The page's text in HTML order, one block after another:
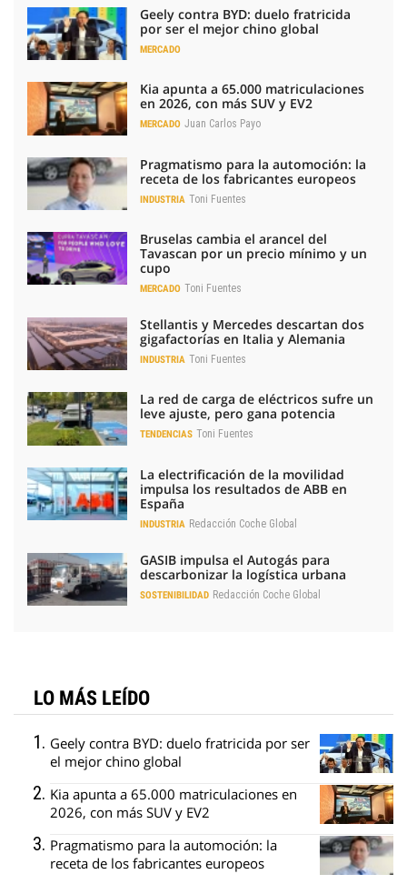
Geely contra BYD: duelo fratricida
por ser el mejor chino global
MERCADO
Kia apunta a 65.000 matriculaciones
en 2026, con más SUV y EV2
MERCADO Juan Carlos Payo
Pragmatismo para la automoción: la
receta de los fabricantes europeos
INDUSTRIA Toni Fuentes
Bruselas cambia el arancel del
Tavascan por un precio mínimo y un
cupo
MERCADO Toni Fuentes
Stellantis y Mercedes descartan dos
gigafactorías en Italia y Alemania
INDUSTRIA Toni Fuentes
La red de carga de eléctricos sufre un
leve ajuste, pero gana potencia
TENDENCIAS Toni Fuentes
La electrificación de la movilidad
impulsa los resultados de ABB en
España
INDUSTRIA Redacción Coche Global
GASIB impulsa el Autogás para
descarbonizar la logística urbana
SOSTENIBILIDAD Redacción Coche Global
LO MÁS LEÍDO
Geely contra BYD: duelo fratricida por ser
el mejor chino global
Kia apunta a 65.000 matriculaciones en
2026, con más SUV y EV2
Pragmatismo para la automoción: la
receta de los fabricantes europeos